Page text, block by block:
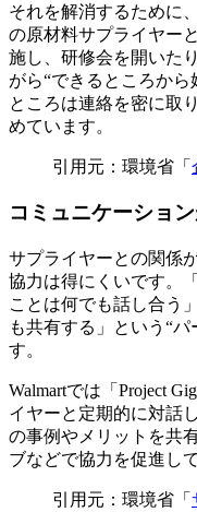
それを解消するために
の原材料サプライヤー
施し、研修会を開いた
がら“できるところか
ところは連絡を密に取
めています。
引用元：環境省「
コミュニケーショ
サプライヤーとの関係
協力は得にくいです。
ことは何でも話し合う
も共有する」という“
す。
Walmartでは「Project
イヤーと定期的に対話
の事例やメリットを共
ブなどで協力を促進し
引用元：環境省「